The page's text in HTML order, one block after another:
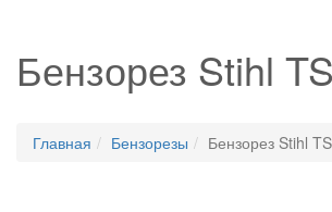
Бензорез Stihl
Главная Бензорезы Бензорез Stihl